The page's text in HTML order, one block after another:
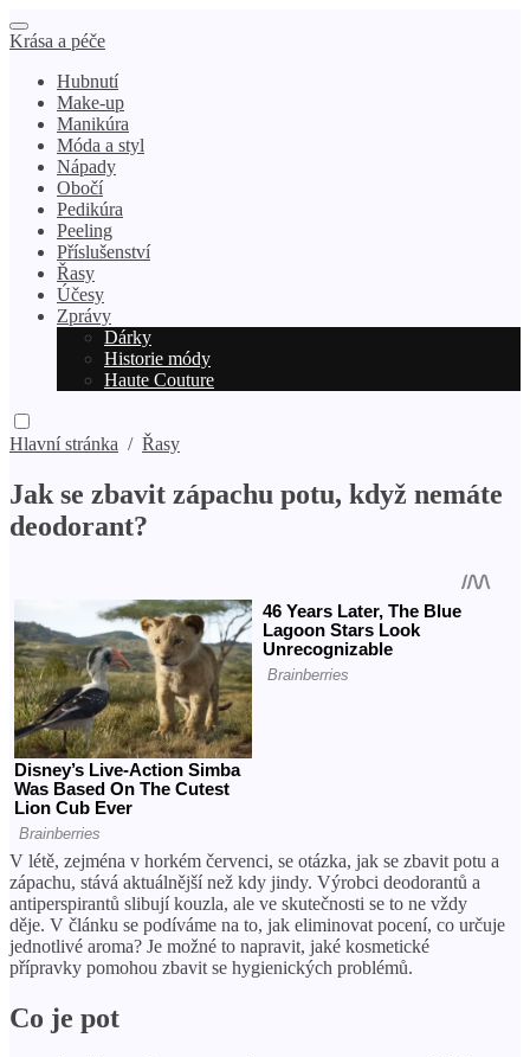
Krása a péče
Hubnutí
Make-up
Manikúra
Móda a styl
Nápady
Obočí
Pedikúra
Peeling
Příslušenství
Řasy
Účesy
Zprávy
Dárky
Historie módy
Haute Couture
Hlavní stránka / Řasy
Jak se zbavit zápachu potu, když nemáte
deodorant?
V létě, zejména v horkém červenci, se otázka, jak se zbavit potu a
zápachu, stává aktuálnější než kdy jindy. Výrobci deodorantů a
antiperspirantů slibují kouzla, ale ve skutečnosti se to ne vždy
děje. V článku se podíváme na to, jak eliminovat pocení, co určuje
jednotlivé aroma? Je možné to napravit, jaké kosmetické
přípravky pomohou zbavit se hygienických problémů.
Co je pot